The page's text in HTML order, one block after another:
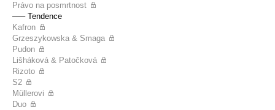
Právo na posmrtnost
––– Tendence
Kafron
Grzeszykowska & Smaga
Pudon
Lišháková & Patočková
Rizoto
S2
Müllerovi
Duo